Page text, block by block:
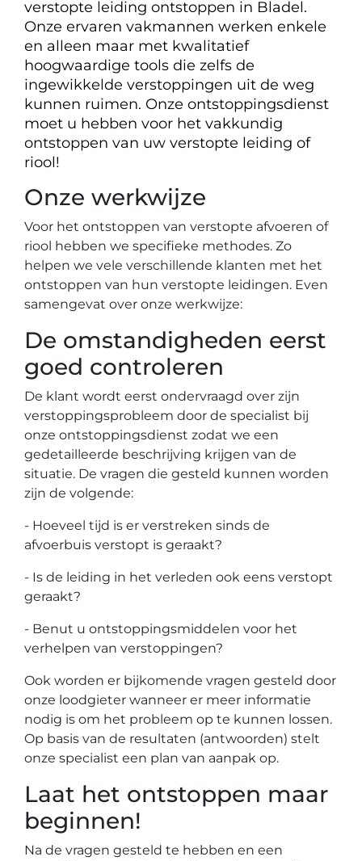
verstopte leiding ontstoppen in Bladel.
Onze ervaren vakmannen werken enkele
en alleen maar met kwalitatief
hoogwaardige tools die zelfs de
ingewikkelde verstoppingen uit de weg
kunnen ruimen. Onze ontstoppingsdienst
moet u hebben voor het vakkundig
ontstoppen van uw verstopte leiding of
riool!
Onze werkwijze
Voor het ontstoppen van verstopte afvoeren of
riool hebben we specifieke methodes. Zo
helpen we vele verschillende klanten met het
ontstoppen van hun verstopte leidingen. Even
samengevat over onze werkwijze:
De omstandigheden eerst
goed controleren
De klant wordt eerst ondervraagd over zijn
verstoppingsprobleem door de specialist bij
onze ontstoppingsdienst zodat we een
gedetailleerde beschrijving krijgen van de
situatie. De vragen die gesteld kunnen worden
zijn de volgende:
- Hoeveel tijd is er verstreken sinds de
afvoerbuis verstopt is geraakt?
- Is de leiding in het verleden ook eens verstopt
geraakt?
- Benut u ontstoppingsmiddelen voor het
verhelpen van verstoppingen?
Ook worden er bijkomende vragen gesteld door
onze loodgieter wanneer er meer informatie
nodig is om het probleem op te kunnen lossen.
Op basis van de resultaten (antwoorden) stelt
onze specialist een plan van aanpak op.
Laat het ontstoppen maar
beginnen!
Na de vragen gesteld te hebben en een